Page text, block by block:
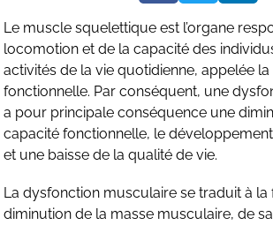
Le muscle squelettique est l’organe
locomotion et de la capacité des
activités de la vie quotidienne, appelée
fonctionnelle. Par conséquent, une
a pour principale conséquence une
capacité fonctionnelle, le
et une baisse de la qualité de vie.
La dysfonction musculaire se traduit à la
diminution de la masse musculaire, de